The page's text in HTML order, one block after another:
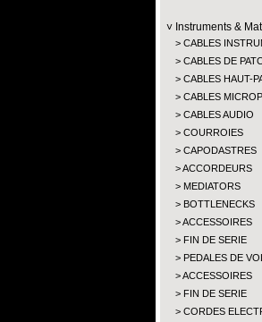
Instruments &
CABLES
CABLES DE
CABLES HAUT-
CABLES
CABLES AUDIO
COURROIES
CAPODASTRES
ACCORDEURS
MEDIATORS
BOTTLENECKS
ACCESSOIRES
FIN DE SERIE
PEDALES DE
ACCESSOIRES
FIN DE SERIE
CORDES